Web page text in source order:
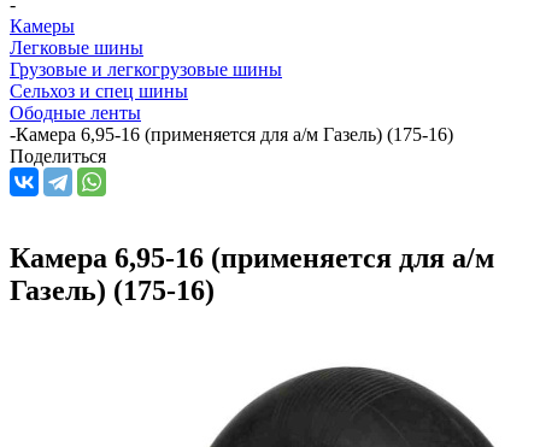
Камеры
Легковые шины
Грузовые и легкогрузовые шины
Сельхоз и спец шины
Ободные ленты
-Камера 6,95-16 (применяется для а/м Газель) (175-16)
Поделиться
Камера 6,95-16 (применяется для а/м
Газель) (175-16)